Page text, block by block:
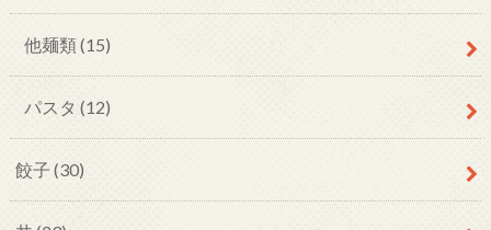
他麺類(15)
パスタ (12)
餃子 (30)